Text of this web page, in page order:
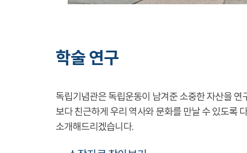
학술 연구
독립기념관은 독립운동이 남겨준 소중한 자산을 연
보다 친근하게 우리 역사와 문화를 만날 수 있도록
소개해드리겠습니다.